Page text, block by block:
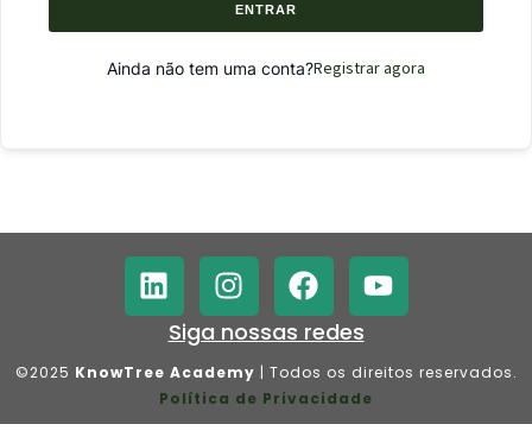
ENTRAR
Ainda não tem uma conta?Registrar agora
Siga nossas redes
©2025 KnowTree Academy | Todos os direitos reservados.
Política de Privacidade